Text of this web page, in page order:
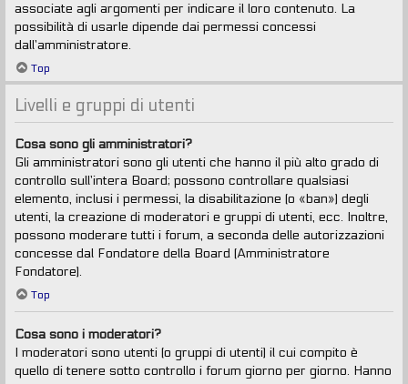
associate agli argomenti per indicare il loro contenuto. La
possibilità di usarle dipende dai permessi concessi
dall’amministratore.
Top
Livelli e gruppi di utenti
Cosa sono gli amministratori?
Gli amministratori sono gli utenti che hanno il più alto grado di
controllo sull’intera Board; possono controllare qualsiasi
elemento, inclusi i permessi, la disabilitazione (o «ban») degli
utenti, la creazione di moderatori e gruppi di utenti, ecc. Inoltre,
possono moderare tutti i forum, a seconda delle autorizzazioni
concesse dal Fondatore della Board (Amministratore
Fondatore).
Top
Cosa sono i moderatori?
I moderatori sono utenti (o gruppi di utenti) il cui compito è
quello di tenere sotto controllo i forum giorno per giorno. Hanno